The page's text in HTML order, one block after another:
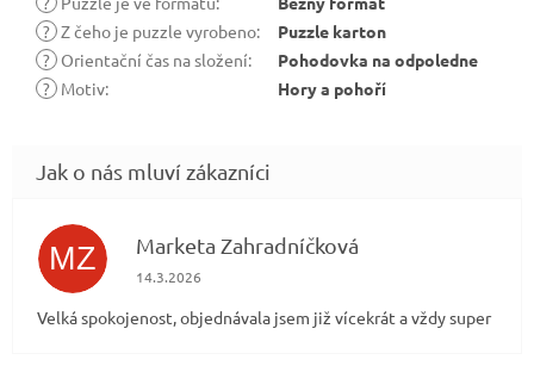
? Z čeho je puzzle vyrobeno:
Puzzle karton
? Orientační čas na složení:
Pohodovka na odpoledne
? Motiv: Hory a pohoří
MZ Marketa Zahradníčková
Hodnocení obchodu je 5 z 5 hvězdiček.
14.3.2026
Velká spokojenost, objednávala jsem již vícekrát a vždy super